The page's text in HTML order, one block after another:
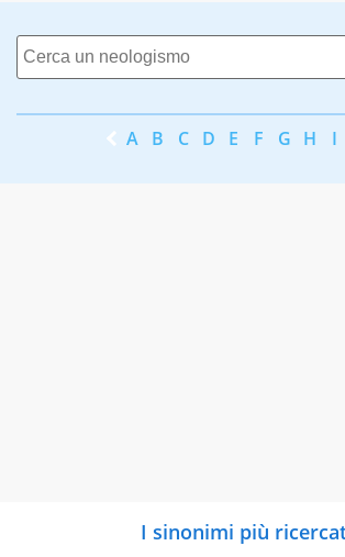
A B C D E F G H I
I sinonimi più